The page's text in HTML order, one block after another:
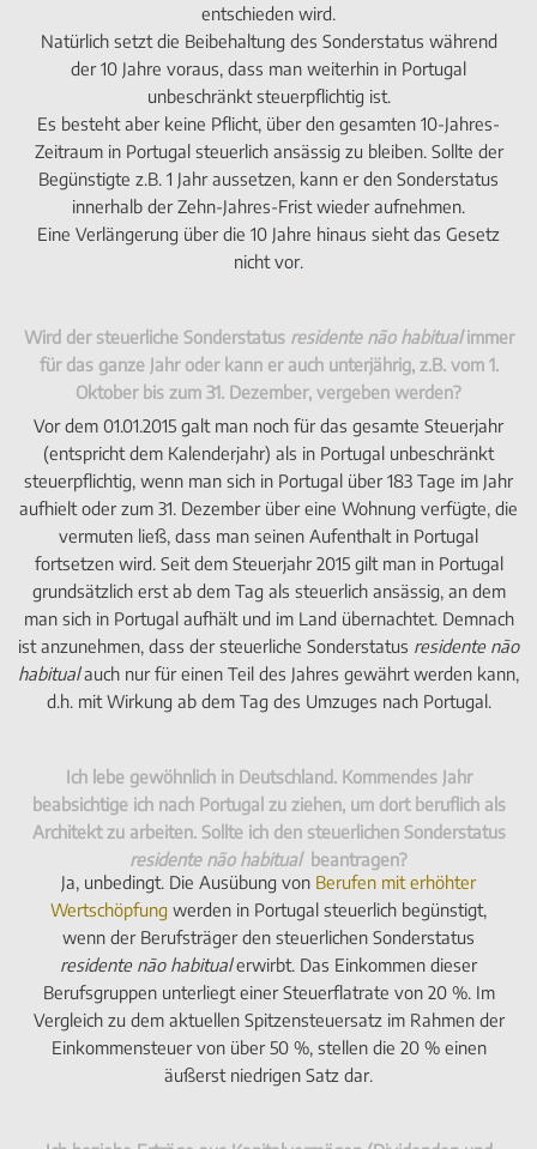
entschieden wird.
Natürlich setzt die Beibehaltung des Sonderstatus während
der 10 Jahre voraus, dass man weiterhin in Portugal
unbeschränkt steuerpflichtig ist.
Es besteht aber keine Pflicht, über den gesamten 10-Jahres-
Zeitraum in Portugal steuerlich ansässig zu bleiben. Sollte der
Begünstigte z.B. 1 Jahr aussetzen, kann er den Sonderstatus
innerhalb der Zehn-Jahres-Frist wieder aufnehmen.
Eine Verlängerung über die 10 Jahre hinaus sieht das Gesetz
nicht vor.
Wird der steuerliche Sonderstatus residente não habitualimmer
für das ganze Jahr oder kann er auch unterjährig, z.B. vom 1.
Oktober bis zum 31. Dezember, vergeben werden?
Vor dem 01.01.2015 galt man noch für das gesamte Steuerjahr
(entspricht dem Kalenderjahr) als in Portugal unbeschränkt
steuerpflichtig, wenn man sich in Portugal über 183 Tage im Jahr
aufhielt oder zum 31. Dezember über eine Wohnung verfügte, die
vermuten ließ, dass man seinen Aufenthalt in Portugal
fortsetzen wird. Seit dem Steuerjahr 2015 gilt man in Portugal
grundsätzlich erst ab dem Tag als steuerlich ansässig, an dem
man sich in Portugal aufhält und im Land übernachtet. Demnach
ist anzunehmen, dass der steuerliche Sonderstatus residente não
habitualauch nur für einen Teil des Jahres gewährt werden kann,
d.h. mit Wirkung ab dem Tag des Umzuges nach Portugal.
Ich lebe gewöhnlich in Deutschland. Kommendes Jahr
beabsichtige ich nach Portugal zu ziehen, um dort beruflich als
Architekt zu arbeiten. Sollte ich den steuerlichen Sonderstatus
residente não habitual beantragen?
Ja, unbedingt. Die Ausübung von Berufen mit erhöhter
Wertschöpfung werden in Portugal steuerlich begünstigt,
wenn der Berufsträger den steuerlichen Sonderstatus
residente não habitualerwirbt. Das Einkommen dieser
Berufsgruppen unterliegt einer Steuerflatrate von 20 %. Im
Vergleich zu dem aktuellen Spitzensteuersatz im Rahmen der
Einkommensteuer von über 50 %, stellen die 20 % einen
äußerst niedrigen Satz dar.